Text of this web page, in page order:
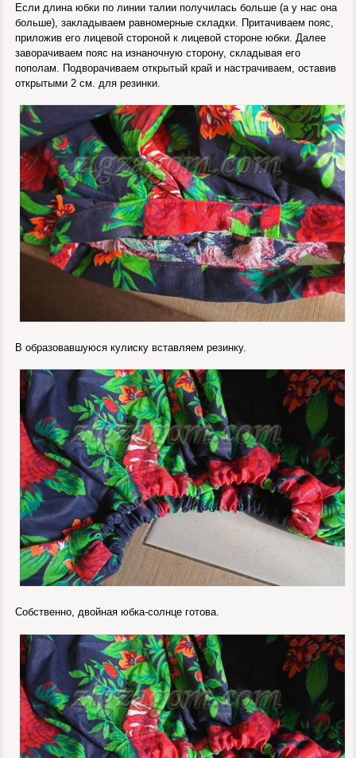
Если длина юбки по линии талии получилась больше (а у нас она
больше), закладываем равномерные складки. Притачиваем пояс,
приложив его лицевой стороной к лицевой стороне юбки. Далее
заворачиваем пояс на изнаночную сторону, складывая его
пополам. Подворачиваем открытый край и настрачиваем, оставив
открытыми 2 см. для резинки.
В образовавшуюся кулиску вставляем резинку.
Собственно, двойная юбка-солнце готова.